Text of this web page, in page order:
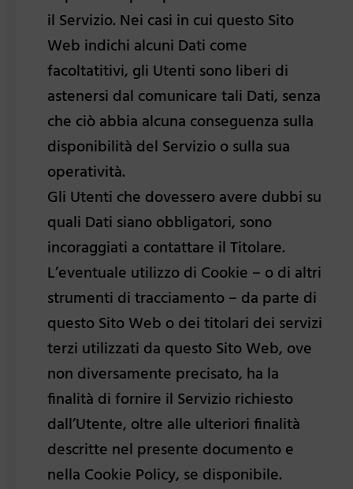
il Servizio. Nei casi in cui questo Sito
Web indichi alcuni Dati come
facoltatitivi, gli Utenti sono liberi di
astenersi dal comunicare tali Dati, senza
che ciò abbia alcuna conseguenza sulla
disponibilità del Servizio o sulla sua
operatività.
Gli Utenti che dovessero avere dubbi su
quali Dati siano obbligatori, sono
incoraggiati a contattare il Titolare.
L’eventuale utilizzo di Cookie – o di altri
strumenti di tracciamento – da parte di
questo Sito Web o dei titolari dei servizi
terzi utilizzati da questo Sito Web, ove
non diversamente precisato, ha la
finalità di fornire il Servizio richiesto
dall’Utente, oltre alle ulteriori finalità
descritte nel presente documento e
nella Cookie Policy, se disponibile.